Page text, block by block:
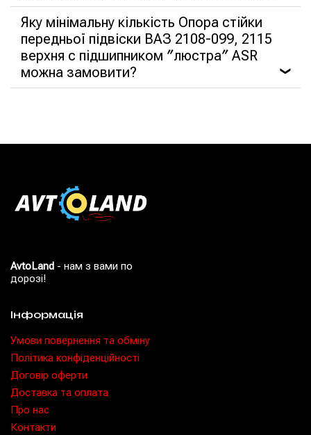
Яку мінімальну кількість Опора стійки
передньої підвіски ВАЗ 2108-099, 2115
верхня c підшипником ″люстра″ ASR
можна замовити?
❯
AvtoLand - нам з вами по
дорозі!
Інформація
Умови повернення та обміну
Політика конфіденційності
Договір оферти
Доставка та оплата
Про нас
Контакти